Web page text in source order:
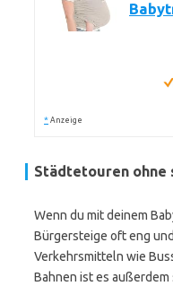
* Anzeige
Städtetouren ohne
Wenn du mit deinem
Bürgersteige oft eng
Verkehrsmitteln wie
Bahnen ist es